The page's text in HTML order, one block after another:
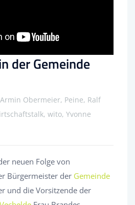
der Gemeinde
Armin Obermeier, Peine, Ralf
wito, Yvonne
neuen Folge von
Bürgermeister der Gemeinde
und die Vorsitzende der